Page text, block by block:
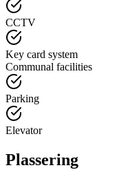
CCTV
Key card system
Communal facilities
Parking
Elevator
Plassering